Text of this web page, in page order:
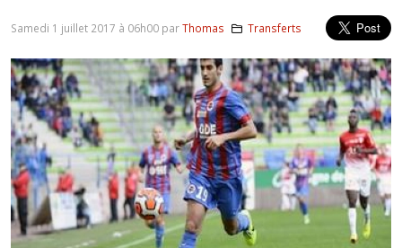
Samedi 1 juillet 2017 à 06h00 parThomas Transferts